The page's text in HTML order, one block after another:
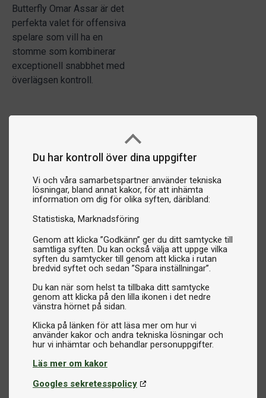
Du har kontroll över dina uppgifter
Vi och våra samarbetspartner använder tekniska
lösningar, bland annat kakor, för att inhämta
information om dig för olika syften, däribland:
Statistiska Marknadsföring
Genom att klicka ”Godkänn” ger du ditt samtycke till
samtliga syften. Du kan också välja att uppge vilka
syften du samtycker till genom att klicka i rutan
bredvid syftet och sedan ”Spara inställningar”.
Du kan när som helst ta tillbaka ditt samtycke
genom att klicka på den lilla ikonen i det nedre
vänstra hörnet på sidan.
Klicka på länken för att läsa mer om hur vi
använder kakor och andra tekniska lösningar och
Läs mer om kakor
Googles sekretesspolicy
Butterfly Omar Assar är det
perfekta valet för offensiva
spelare som vill ha en
stomme som kombinerar
exceptionell snabbhet med
överlägsen kontroll.